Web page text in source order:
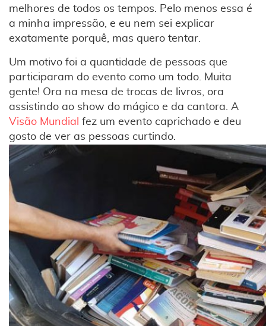
melhores de todos os tempos. Pelo menos essa é
a minha impressão, e eu nem sei explicar
exatamente porquê, mas quero tentar.
Um motivo foi a quantidade de pessoas que
participaram do evento como um todo. Muita
gente! Ora na mesa de trocas de livros, ora
assistindo ao show do mágico e da cantora. A
Visão Mundial fez um evento caprichado e deu
gosto de ver as pessoas curtindo.